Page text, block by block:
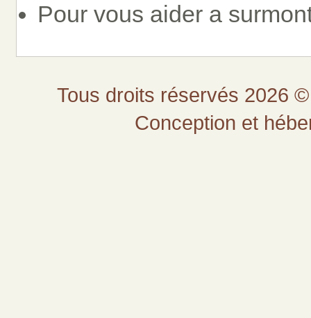
Pour vous aider a
Tous droits réservés 2026
Conception et